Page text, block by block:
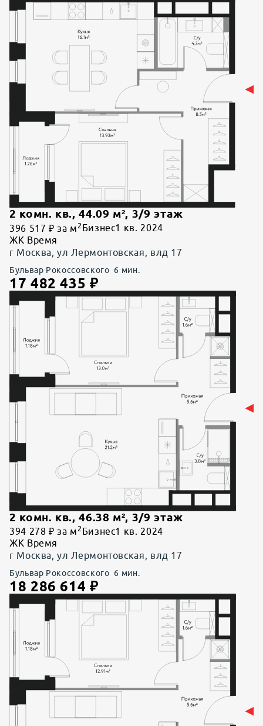
2 комн. кв., 44.09 м², 3/9 этаж
396 517 ₽ за м 2 Бизнес1 кв. 2024
ЖК Время
г Москва, ул Лермонтовская, влд 17
Бульвар Рокоссовского 6 мин.
17 482 435 ₽
2 комн. кв., 46.38 м², 3/9 этаж
394 278 ₽ за м 2 Бизнес1 кв. 2024
ЖК Время
г Москва, ул Лермонтовская, влд 17
Бульвар Рокоссовского 6 мин.
18 286 614 ₽